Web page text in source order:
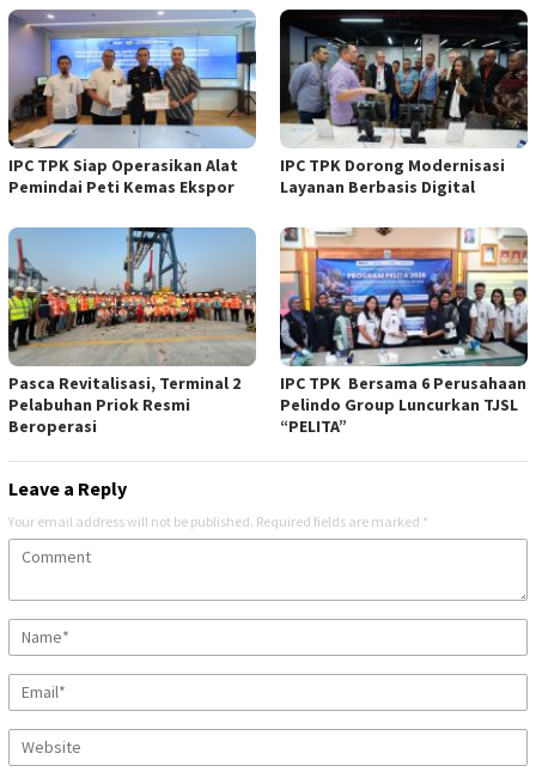
IPC TPK Siap Operasikan Alat
Pemindai Peti Kemas Ekspor
IPC TPK Dorong Modernisasi
Layanan Berbasis Digital
Pasca Revitalisasi, Terminal 2
Pelabuhan Priok Resmi
Beroperasi
IPC TPK Bersama 6 Perusahaan
Pelindo Group Luncurkan TJSL
“PELITA”
Leave a Reply
Your email address will not be published. Required fields are marked *